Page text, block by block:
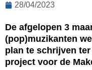
28/04/2023
De afgelopen 3
(pop)muzikanten
plan te schrijven
project voor de